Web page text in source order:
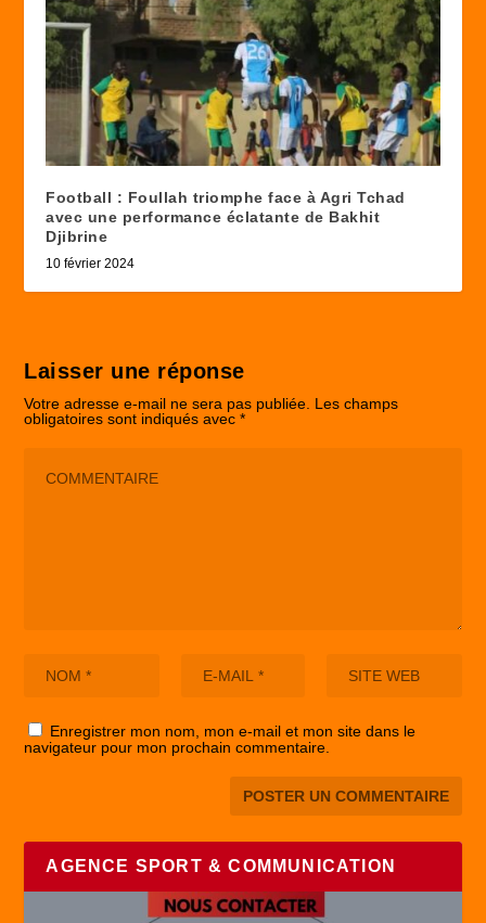
Football : Foullah triomphe face à Agri Tchad
avec une performance éclatante de Bakhit
Djibrine
10 février 2024
Laisser une réponse
Votre adresse e-mail ne sera pas publiée. Les champs
obligatoires sont indiqués avec*
Enregistrer mon nom, mon e-mail et mon site dans le
navigateur pour mon prochain commentaire.
AGENCE SPORT & COMMUNICATION